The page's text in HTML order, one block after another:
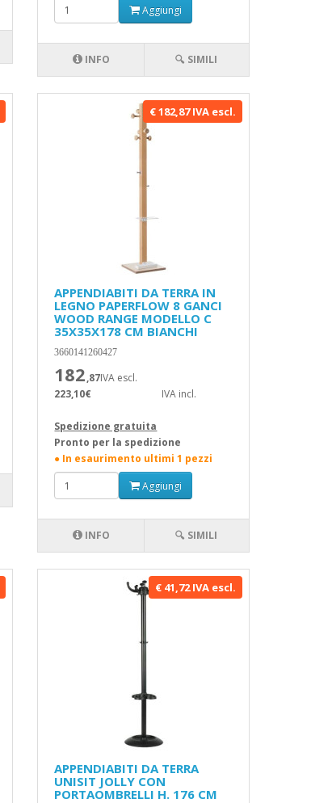
Aggiungi
INFO 🔍 SIMILI
€ 182,87 IVA escl.
APPENDIABITI DA TERRA IN
LEGNO PAPERFLOW 8 GANCI
WOOD RANGE MODELLO C
35X35X178 CM BIANCHI
3660141260427
182,87IVA escl.
223,10€
Spedizione gratuita
IVA incl.
Pronto per la spedizione
● In esaurimento ultimi 1 pezzi
Aggiungi
INFO 🔍 SIMILI
€ 41,72 IVA escl.
APPENDIABITI DA TERRA
UNISIT JOLLY CON
PORTAOMBRELLI H. 176 CM